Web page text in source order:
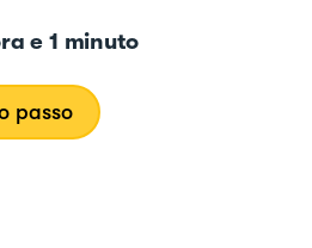
e 1 minuto
passo